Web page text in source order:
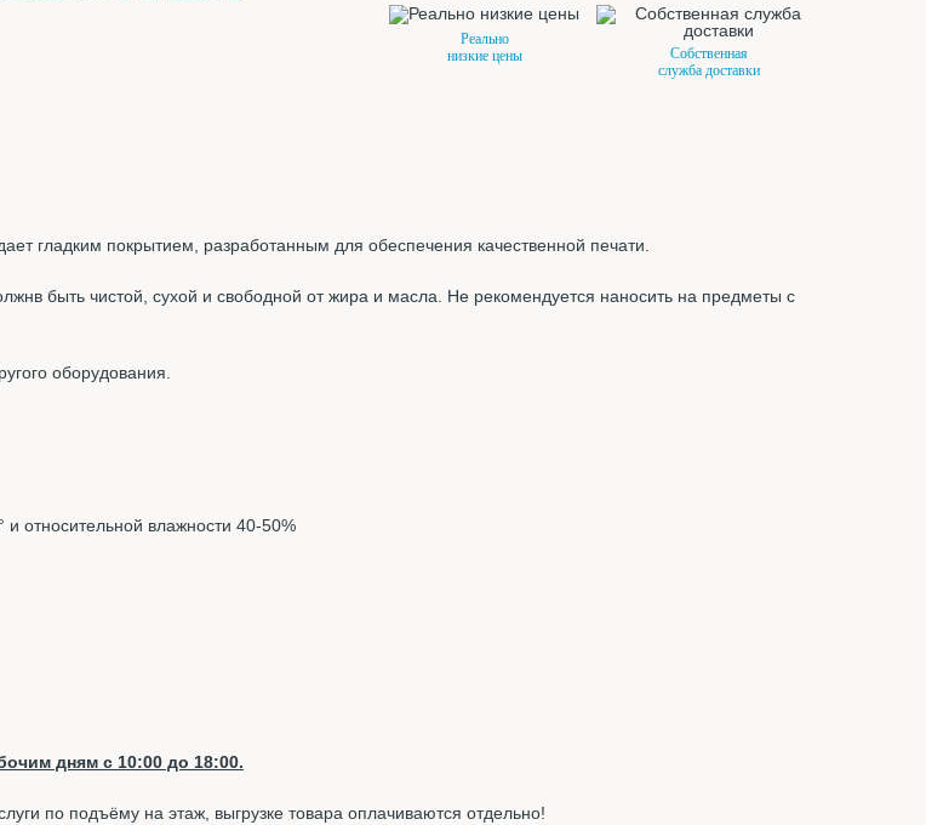
Реально
низкие цены
Собственная
служба доставки
гладким покрытием, разработанным для обеспечения качественной печати.
быть чистой, сухой и свободной от жира и масла. Не рекомендуется наносить на предметы с
оборудования.
относительной влажности 40-50%
дням с 10:00 до 18:00.
по подъёму на этаж, выгрузке товара оплачиваются отдельно!